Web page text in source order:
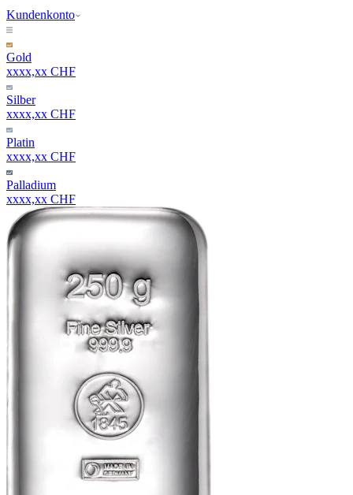
Kundenkonto
Gold
xxxx,xx CHF
Silber
xxxx,xx CHF
Platin
xxxx,xx CHF
Palladium
xxxx,xx CHF